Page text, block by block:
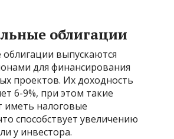
облигации
выпускаются
для финансирования
проектов. Их доходность
6-9%, при этом такие
иметь налоговые
способствует увеличению
у инвестора.